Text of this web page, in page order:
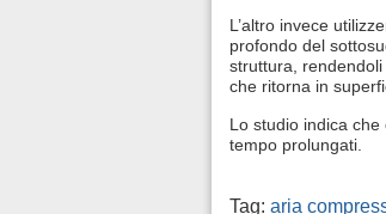
L’altro invece
profondo del
struttura, rendendoli
che ritorna in
Lo studio indica
tempo prolungati.
Tag: aria